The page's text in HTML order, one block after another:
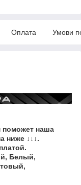
Оплата Умови
поможет наша
ниже ↓↓↓.
Белый,